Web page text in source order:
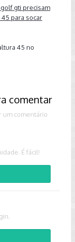
gti precisam
para socar
45 no
comentar
um comentário
É fácil!